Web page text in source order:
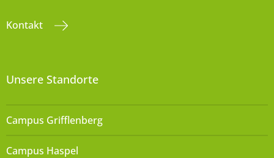
Kontakt
Unsere Standorte
Campus Grifflenberg
Campus Haspel